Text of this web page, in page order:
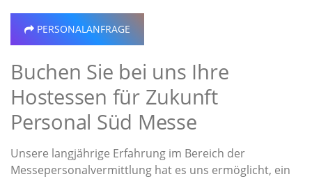
PERSONALANFRAGE
Buchen Sie bei uns Ihre
Hostessen für Zukunft
Personal Süd Messe
Unsere langjährige Erfahrung im Bereich der
Messepersonalvermittlung hat es uns ermöglicht, ein